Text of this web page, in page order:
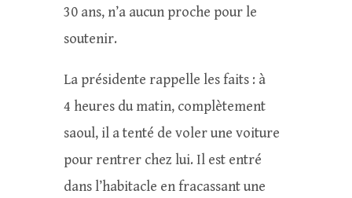
30 ans, n’a aucun proche pour le
soutenir.
La présidente rappelle les faits : à
4 heures du matin, complètement
saoul, il a tenté de voler une voiture
pour rentrer chez lui. Il est entré
dans l’habitacle en fracassant une